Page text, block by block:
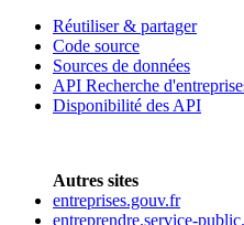
Réutiliser & partager
Code source
Sources de données
API Recherche
Disponibilité des API
Autres sites
entreprises.gouv.fr
entreprendre.service-